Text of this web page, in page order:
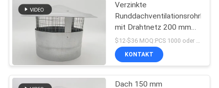
Breite
Bohrrohrklemme
Verzinkte
mit Drahtnetz 200 mm
Oberbreite
KONTAKT
Dach 150 mm